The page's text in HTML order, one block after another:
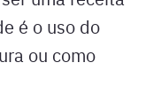
é o uso do
ou como